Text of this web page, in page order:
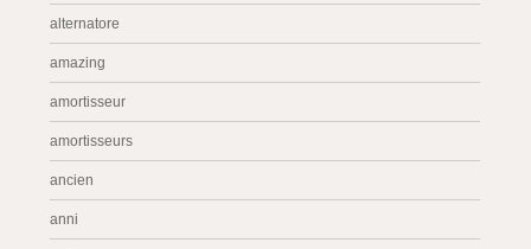
alternatore
amazing
amortisseur
amortisseurs
ancien
anni